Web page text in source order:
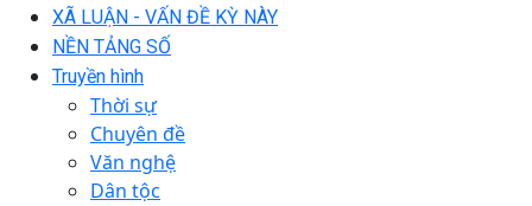
XÃ LUẬN - VẤN ĐỀ KỲ NÀY
NỀN TẢNG SỐ
Truyền hình
Thời sự
Chuyên đề
Văn nghệ
Dân tộc